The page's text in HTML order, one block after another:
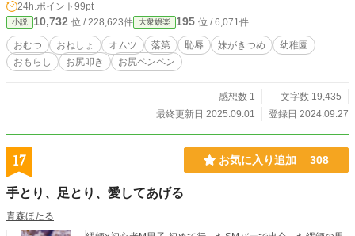
24h.ポイント 99pt
小説 10,732 位 / 228,623件 大衆娯楽 195 位 / 6,071件
おむつ おねしょ オムツ 落第 恥辱 妹がきつめ
幼稚園
おもらし
お尻叩き お尻ペンペン
感想数 1
文字数 19,435
最終更新日 2025.09.01
登録日 2024.09.27
17 お気に入り追加 308
手とり、足とり、愛してあげる
青森ほたる